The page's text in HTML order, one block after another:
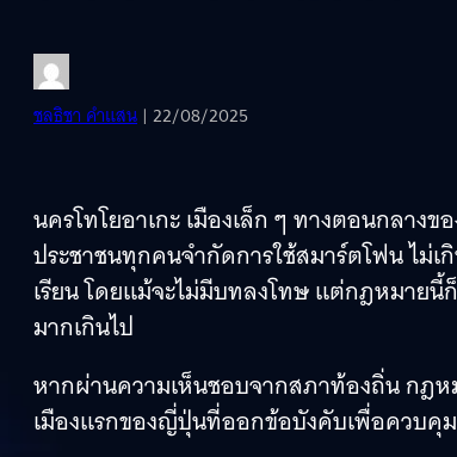
ชลธิชา คำแสน | 22/08/2025
นครโทโยอาเกะ เมืองเล็ก ๆ ทางตอนกลา
ประชาชนทุกคนจำกัดการใช้สมาร์ตโฟน ไม่เ
เรียน โดยแม้จะไม่มีบทลงโทษ แต่กฎหมาย
มากเกินไป
หากผ่านความเห็นชอบจากสภาท้องถิ่น กฎห
เมืองแรกของญี่ปุ่นที่ออกข้อบังคับเพื่อควบคุ